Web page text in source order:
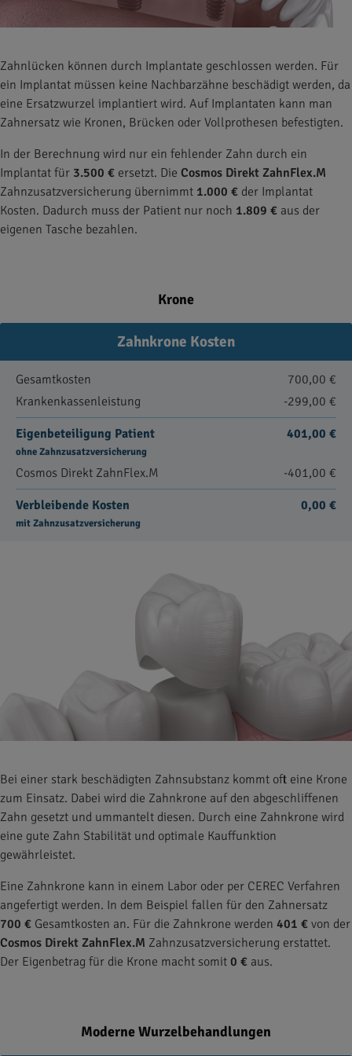
Zahnlücken können durch Implantate geschlossen werden. Für
ein Implantat müssen keine Nachbarzähne beschädigt werden, da
eine Ersatzwurzel implantiert wird. Auf Implantaten kann man
Zahnersatz wie Kronen, Brücken oder Vollprothesen befestigten.
In der Berechnung wird nur ein fehlender Zahn durch ein
Implantat für 3.500 € ersetzt. Die Cosmos Direkt ZahnFlex.M
Zahnzusatzversicherung übernimmt 1.000 € der Implantat
Kosten. Dadurch muss der Patient nur noch 1.809 € aus der
eigenen Tasche bezahlen.
Krone
Zahnkrone Kosten
Gesamtkosten
700,00 €
Krankenkassenleistung
-299,00 €
Eigenbeteiligung Patient
ohne Zahnzusatzversicherung
401,00 €
Cosmos Direkt ZahnFlex.M -401,00 €
Verbleibende Kosten
mit Zahnzusatzversicherung
0,00 €
Bei einer stark beschädigten Zahnsubstanz kommt oft eine Krone
zum Einsatz. Dabei wird die Zahnkrone auf den abgeschliffenen
Zahn gesetzt und ummantelt diesen. Durch eine Zahnkrone wird
eine gute Zahn Stabilität und optimale Kauffunktion
gewährleistet.
Eine Zahnkrone kann in einem Labor oder per CEREC Verfahren
angefertigt werden. In dem Beispiel fallen für den Zahnersatz
700 € Gesamtkosten an. Für die Zahnkrone werden 401 € von der
Cosmos Direkt ZahnFlex.M Zahnzusatzversicherung erstattet.
Der Eigenbetrag für die Krone macht somit 0 € aus.
Moderne Wurzelbehandlungen